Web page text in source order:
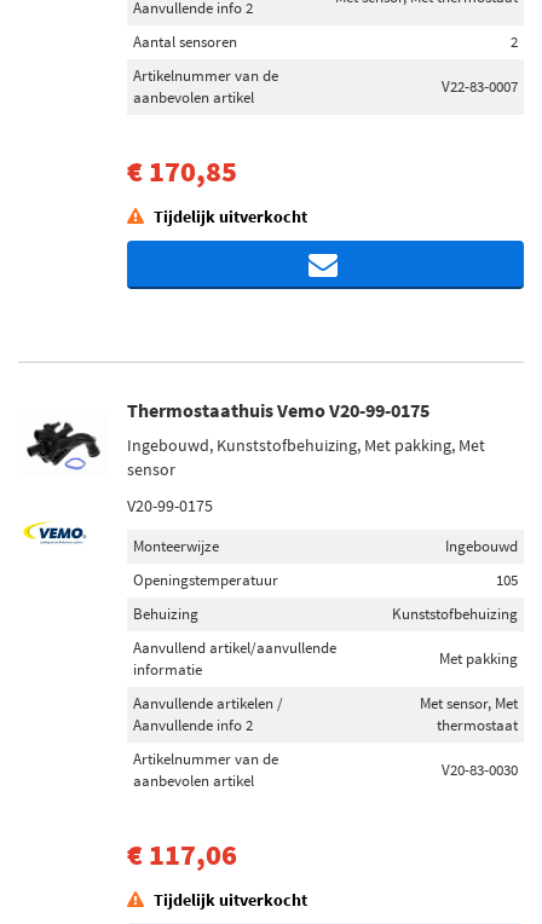
Aanvullende info 2
Aantal sensoren
2
Artikelnummer van de
aanbevolen artikel
V22-83-0007
€ 170,85
Tijdelijk uitverkocht
Thermostaathuis Vemo V20-99-0175
Ingebouwd, Kunststofbehuizing, Met pakking, Met
sensor
V20-99-0175
Monteerwijze
Ingebouwd
Openingstemperatuur
105
Behuizing
Kunststofbehuizing
Aanvullend artikel/aanvullende
informatie
Met pakking
Aanvullende artikelen /
Aanvullende info 2
Met sensor, Met
thermostaat
Artikelnummer van de
aanbevolen artikel
V20-83-0030
€ 117,06
Tijdelijk uitverkocht